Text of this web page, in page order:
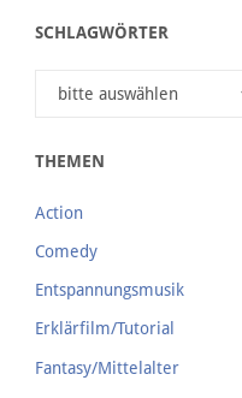
SCHLAGWÖRTER
THEMEN
Action
Comedy
Entspannungsmusik
Erklärfilm/Tutorial
Fantasy/Mittelalter